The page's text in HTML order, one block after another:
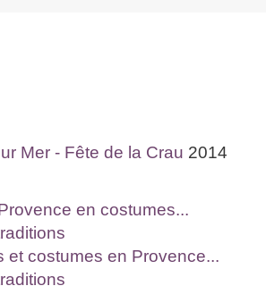
Mer - Fête de la Crau 2014
en costumes...
et costumes en Provence...